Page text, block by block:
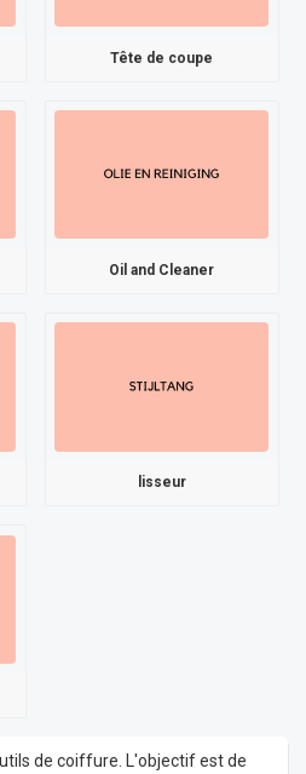
Tête de coupe
Oil and Cleaner
lisseur
de coiffure. L'objectif est de